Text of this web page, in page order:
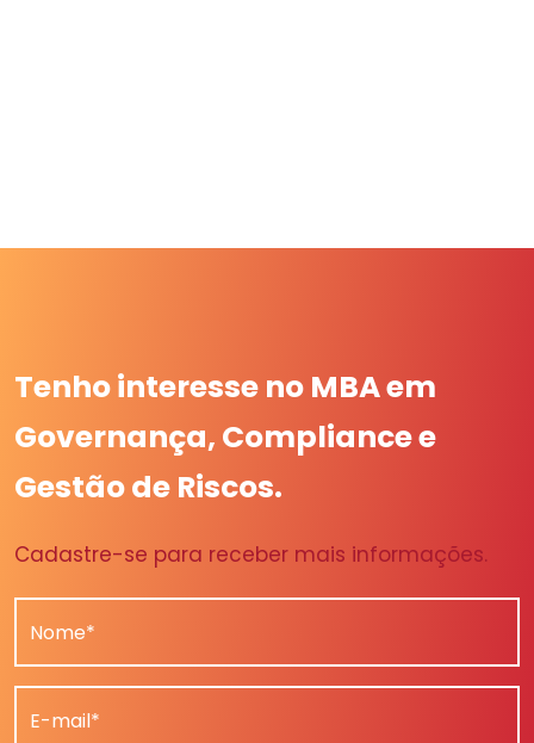
Tenho interesse no MBA em
Governança, Compliance e
Gestão de Riscos.
Cadastre-se para receber mais informações.
Nome*
E-mail*